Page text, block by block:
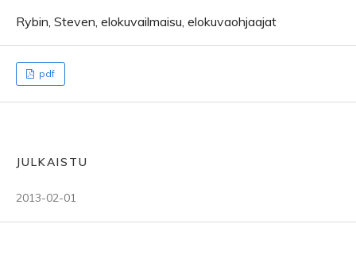
Rybin, Steven, elokuvailmaisu, elokuvaohjaajat
pdf
JULKAISTU
2013-02-01